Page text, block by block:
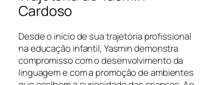
Cardoso
Desde o início de sua trajetória profissional
na educação infantil, Yasmin demonstra
compromisso com o desenvolvimento da
linguagem e com a promoção de ambientes